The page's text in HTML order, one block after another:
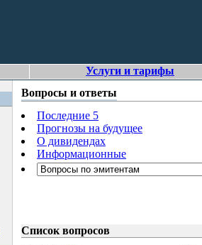
Услуги и тарифы
Вопросы и ответы
Последние 5
Прогнозы на будущее
О дивидендах
Информационные
Список вопросов